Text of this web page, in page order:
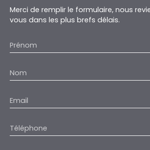
Merci de remplir le formulaire, nous
vous dans les plus brefs délais.
Prénom
Nom
Email
Téléphone